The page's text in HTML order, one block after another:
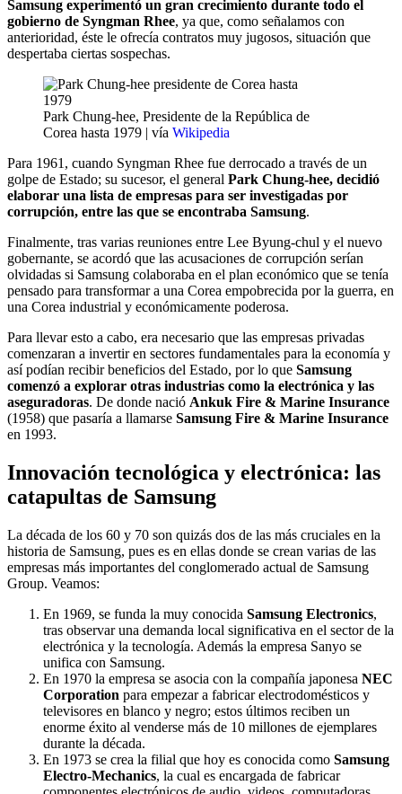
Samsung experimentó un gran crecimiento durante todo el
gobierno de Syngman Rhee, ya que, como señalamos con
anterioridad, éste le ofrecía contratos muy jugosos, situación que
despertaba ciertas sospechas.
Park Chung-hee, Presidente de la República de
Corea hasta 1979 | vía Wikipedia
Para 1961, cuando Syngman Rhee fue derrocado a través de un
golpe de Estado; su sucesor, el general Park Chung-hee, decidió
elaborar una lista de empresas para ser investigadas por
corrupción, entre las que se encontraba Samsung.
Finalmente, tras varias reuniones entre Lee Byung-chul y el nuevo
gobernante, se acordó que las acusaciones de corrupción serían
olvidadas si Samsung colaboraba en el plan económico que se tenía
pensado para transformar a una Corea empobrecida por la guerra, en
una Corea industrial y económicamente poderosa.
Para llevar esto a cabo, era necesario que las empresas privadas
comenzaran a invertir en sectores fundamentales para la economía y
así podían recibir beneficios del Estado, por lo que Samsung
comenzó a explorar otras industrias como la electrónica y las
aseguradoras. De donde nació Ankuk Fire & Marine Insurance
(1958) que pasaría a llamarse Samsung Fire & Marine Insurance
en 1993.
Innovación tecnológica y electrónica: las
catapultas de Samsung
La década de los 60 y 70 son quizás dos de las más cruciales en la
historia de Samsung, pues es en ellas donde se crean varias de las
empresas más importantes del conglomerado actual de Samsung
Group. Veamos:
En 1969, se funda la muy conocida Samsung Electronics,
tras observar una demanda local significativa en el sector de la
electrónica y la tecnología. Además la empresa Sanyo se
unifica con Samsung.
En 1970 la empresa se asocia con la compañía japonesa NEC
Corporation para empezar a fabricar electrodomésticos y
televisores en blanco y negro; estos últimos reciben un
enorme éxito al venderse más de 10 millones de ejemplares
durante la década.
En 1973 se crea la filial que hoy es conocida como Samsung
Electro-Mechanics, la cual es encargada de fabricar